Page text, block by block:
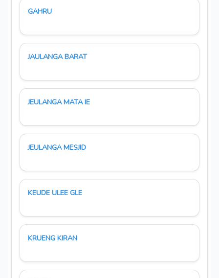
GAHRU
JAULANGA BARAT
JEULANGA MATA IE
JEULANGA MESJID
KEUDE ULEE GLE
KRUENG KIRAN